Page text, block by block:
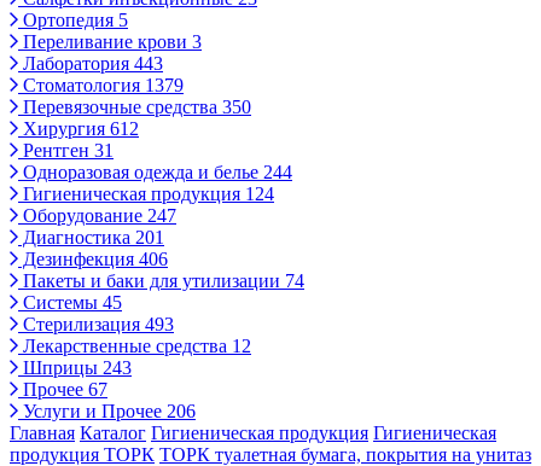
Ортопедия 5
Переливание крови 3
Лаборатория 443
Стоматология 1379
Перевязочные средства 350
Хирургия 612
Рентген 31
Одноразовая одежда и белье 244
Гигиеническая продукция 124
Оборудование 247
Диагностика 201
Дезинфекция 406
Пакеты и баки для утилизации 74
Системы 45
Стерилизация 493
Лекарственные средства 12
Шприцы 243
Прочее 67
Услуги и Прочее 206
Главная Каталог Гигиеническая продукция Гигиеническая
продукция ТОРК ТОРК туалетная бумага, покрытия на унитаз